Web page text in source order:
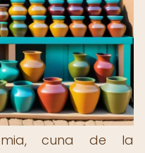
cuna de la